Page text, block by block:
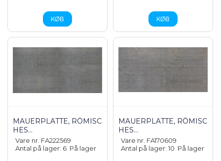
MAUERPLATTE, RÖMISC
HES...
Vare nr. FA222569
Antal på lager: 6 På lager
MAUERPLATTE, RÖMISC
HES...
Vare nr. FA170609
Antal på lager: 10 På lager